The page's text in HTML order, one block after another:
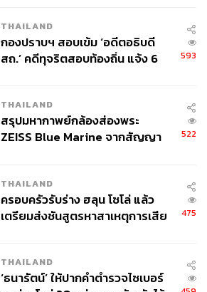
THAILAND
กองปราบฯ สอบเข้ม ‘อดีตอธิบดี
สถ.’ คดีทุจริตสอบท้องถิ่น แจ้ง 6
593
THAILAND
สรุปมหากาพย์กล้องส่องพระ
ZEISS Blue Marine จากสัญญา
จ่ายหนี้-แอบระบุแบรนด์
522
THAILAND
ครอบครัวรับร่าง ฮลุน โซโล่ แล้ว
เตรียมส่งชันสูตรหาสาเหตุการเสีย
475
THAILAND
‘ธนารัตน์’ ให้ปากคำตำรวจไซเบอร์